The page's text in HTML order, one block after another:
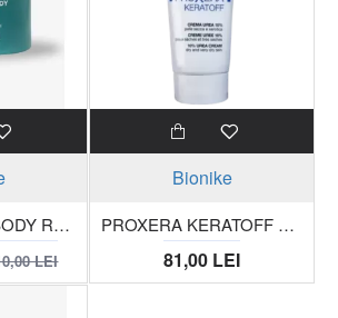
DEFENCE MY BODY ReduxCELL Masca pentru Fermitate anticelulitica, borcan 500g
LEI
Bionike
PROXERA KERATOFF Crema cu uree 10% tub 100 ml
81,00 LEI